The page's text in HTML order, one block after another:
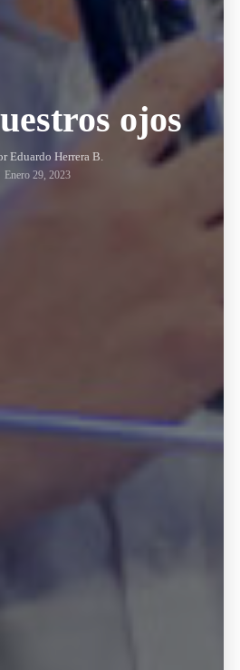
ojos
Eduardo Herrera B.
Enero 29, 2023